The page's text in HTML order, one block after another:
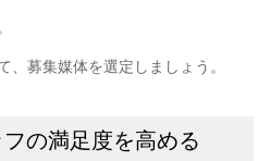
、募集媒体を選定しましょう。
の満足度を高める